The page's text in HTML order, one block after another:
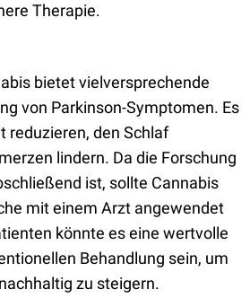
Therapie.
bietet vielversprechende
von Parkinson-Symptomen. Es
reduzieren, den Schlaf
lindern. Da die Forschung
ist, sollte Cannabis
mit einem Arzt angewendet
könnte es eine wertvolle
Behandlung sein, um
zu steigern.